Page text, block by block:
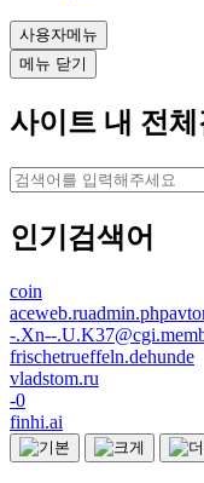
사용자메뉴
메뉴 닫기
사이트 내 전체
인기검색어
coin
-.Xn--
frischetrueffeln.dehunde
vladstom.ru
-0
finhi.ai